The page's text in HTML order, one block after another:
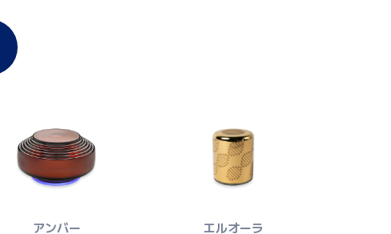
アンバー エルオーラ